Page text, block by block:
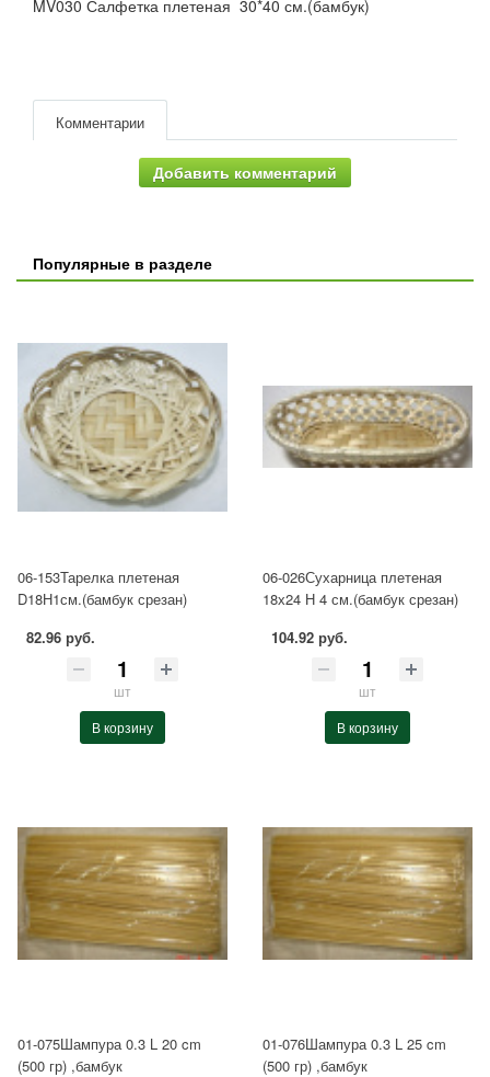
MV030 Салфетка плетеная 30*40 см.(бамбук)
Комментарии
Добавить комментарий
Популярные в разделе
06-153Тарелка плетеная
D18Н1см.(бамбук срезан)
82.96 руб.
шт
В корзину
06-026Сухарница плетеная
18х24 Н 4 см.(бамбук срезан)
104.92 руб.
шт
В корзину
01-075Шампура 0.3 L 20 cm
(500 гр) ,бамбук
01-076Шампура 0.3 L 25 cm
(500 гр) ,бамбук